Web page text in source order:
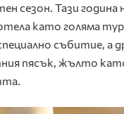
сезон. Тази
като голяма
събитие,
пясък, жълто